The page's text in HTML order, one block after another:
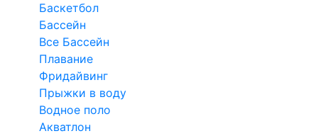
Баскетбол
Бассейн
Все Бассейн
Плавание
Фридайвинг
Прыжки в воду
Водное поло
Акватлон